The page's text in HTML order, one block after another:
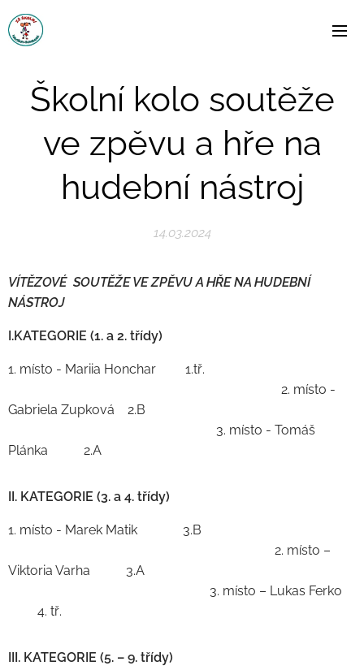
Školní kolo soutěže
ve zpěvu a hře na
hudební nástroj
14.03.2024
VÍTĚZOVÉ SOUTĚŽE VE ZPĚVU A HŘE NA HUDEBNÍ
NÁSTROJ
I.KATEGORIE (1. a 2. třídy)
1. místo - Mariia Honchar 1.tř.
2. místo -
Gabriela Zupková 2.B
3. místo - Tomáš
Plánka 2.A
II. KATEGORIE (3. a 4. třídy)
1. místo - Marek Matik 3.B
2. místo –
Viktoria Varha 3.A
3. místo – Lukas Ferko
4. tř.
III. KATEGORIE (5. – 9. třídy)